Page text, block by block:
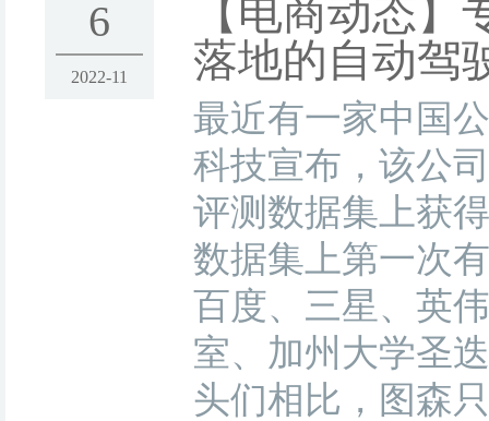
6
2022-11
【电商动态】
落地的自动驾
最近有一家中国
科技宣布，该公
评测数据集上获
数据集上第一次
百度、三星、英
室、加州大学圣
头们相比，图森